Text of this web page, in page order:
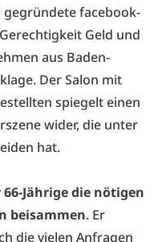
gegründetefacebook-
Geld und
aus Baden-
Der Salon mit
spiegelt einen
wider, die unter
hat.
Jährige die nötigen
beisammen. Er
die vielen Anfragen